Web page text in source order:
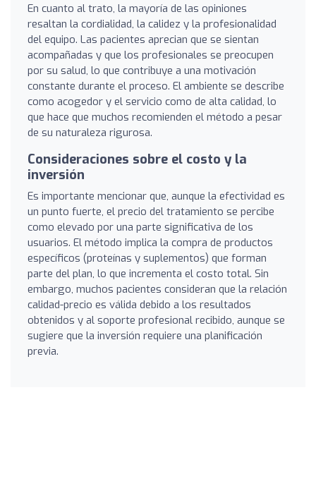
En cuanto al trato, la mayoría de las opiniones
resaltan la cordialidad, la calidez y la profesionalidad
del equipo. Las pacientes aprecian que se sientan
acompañadas y que los profesionales se preocupen
por su salud, lo que contribuye a una motivación
constante durante el proceso. El ambiente se describe
como acogedor y el servicio como de alta calidad, lo
que hace que muchos recomienden el método a pesar
de su naturaleza rigurosa.
Consideraciones sobre el costo y la
inversión
Es importante mencionar que, aunque la efectividad es
un punto fuerte, el precio del tratamiento se percibe
como elevado por una parte significativa de los
usuarios. El método implica la compra de productos
específicos (proteínas y suplementos) que forman
parte del plan, lo que incrementa el costo total. Sin
embargo, muchos pacientes consideran que la relación
calidad-precio es válida debido a los resultados
obtenidos y al soporte profesional recibido, aunque se
sugiere que la inversión requiere una planificación
previa.